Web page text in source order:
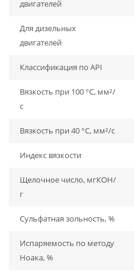
двигателей
Для дизельных
двигателей
Классификация по API
Вязкость при 100 °C, мм²/
с
Вязкость при 40 °C, мм²/с
Индекс вязкости
Щелочное число, мгКОН/
г
Сульфатная зольность, %
Испаряемость по методу
Ноака, %